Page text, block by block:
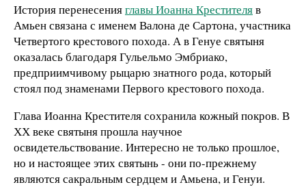
История перенесенияглавы Иоанна Крестителяв
Амьен связана с именем Валона де Сартона, участника
Четвертого крестового похода. А в Генуе святыня
оказалась благодаря Гульельмо Эмбриако,
предприимчивому рыцарю знатного рода, который
стоял под знаменами Первого крестового похода.
Глава Иоанна Крестителя сохранила кожный покров. В
ХХ веке святыня прошла научное
освидетельствование. Интересно не только прошлое,
но и настоящее этих святынь - они по-прежнему
являются сакральным сердцем и Амьена, и Генуи.